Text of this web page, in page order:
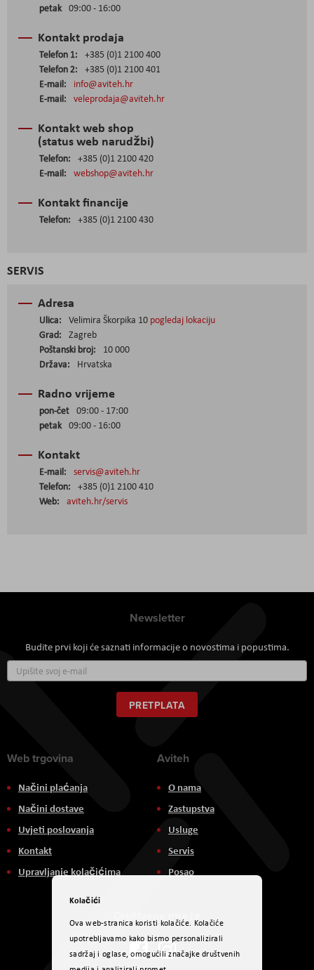
petak 09:00 - 16:00
Kontakt prodaja
Telefon 1:
+385 (0)1 2100 400
Telefon 2:
+385 (0)1 2100 401
E-mail:
info@aviteh.hr
E-mail:
veleprodaja@aviteh.hr
Kontakt web shop
(status web narudžbi)
Telefon:
+385 (0)1 2100 420
E-mail:
webshop@aviteh.hr
Kontakt financije
Telefon: +385 (0)1 2100 430
SERVIS
Adresa
Ulica: Velimira Škorpika 10 pogledaj lokaciju
Grad:
Zagreb
Poštanski broj:
10 000
Država:
Hrvatska
Radno vrijeme
pon-čet 09:00 - 17:00
petak 09:00 - 16:00
Kontakt
E-mail:
servis@aviteh.hr
Telefon:
+385 (0)1 2100 410
Web:
aviteh.hr/servis
Newsletter
Budite prvi koji će saznati informacije o novostima i popustima.
se
za
naš
newsletter:
PRETPLATA
Web trgovina
Načini plaćanja
Načini dostave
Uvjeti poslovanja
Kontakt
Upravljanje kolačićima
Aviteh
O nama
Zastupstva
Usluge
Servis
Posao
Društvene mreže
Kolačići
Ova web-stranica koristi kolačiće. Kolačiće
upotrebljavamo kako bismo personalizirali
sadržaj i oglase, omogućili značajke društvenih